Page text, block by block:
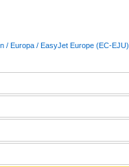
/ Europa / EasyJet Europe (EC-EJU)